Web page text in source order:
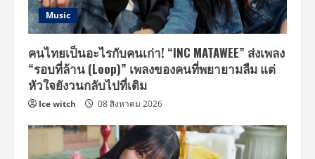
Music
คนไทยเป็นอะไรกับคนเก่า! “INC MATAWEE” ส่งเพลง
“รอบที่ล้าน (Loop)” เพลงของคนที่พยายามลืม แต่
หัวใจยังวนกลับไปที่เดิม
Ice witch 08 สิงหาคม 2026